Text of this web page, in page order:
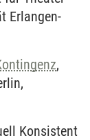
Erlangen-
,
Konsistent